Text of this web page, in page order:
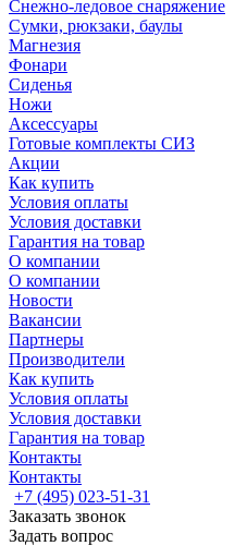
Снежно-ледовое снаряжение
Сумки, рюкзаки, баулы
Магнезия
Фонари
Сиденья
Ножи
Аксессуары
Готовые комплекты СИЗ
Акции
Как купить
Условия оплаты
Условия доставки
Гарантия на товар
О компании
О компании
Новости
Вакансии
Партнеры
Производители
Как купить
Условия оплаты
Условия доставки
Гарантия на товар
Контакты
Контакты
+7 (495) 023-51-31
Заказать звонок
Задать вопрос